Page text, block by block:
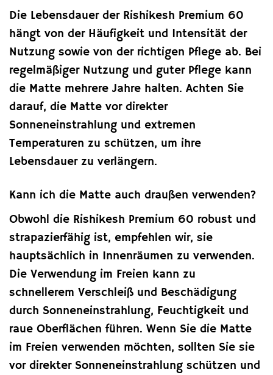
Die Lebensdauer der Rishikesh Premium 60
hängt von der Häufigkeit und Intensität der
Nutzung sowie von der richtigen Pflege ab. Bei
regelmäßiger Nutzung und guter Pflege kann
die Matte mehrere Jahre halten. Achten Sie
darauf, die Matte vor direkter
Sonneneinstrahlung und extremen
Temperaturen zu schützen, um ihre
Lebensdauer zu verlängern.
Kann ich die Matte auch draußen verwenden?
Obwohl die Rishikesh Premium 60 robust und
strapazierfähig ist, empfehlen wir, sie
hauptsächlich in Innenräumen zu verwenden.
Die Verwendung im Freien kann zu
schnellerem Verschleiß und Beschädigung
durch Sonneneinstrahlung, Feuchtigkeit und
raue Oberflächen führen. Wenn Sie die Matte
im Freien verwenden möchten, sollten Sie sie
vor direkter Sonneneinstrahlung schützen und